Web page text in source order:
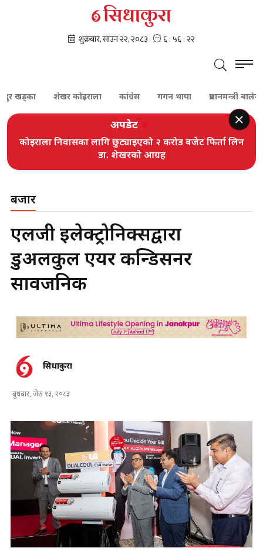
शेखर कोइराला कांग्रेस गगन थापा प्रधानमन्त्री बालेन शाह
अपडेट
कोइराला निवासका लागि छुट्याइएको २ करोड बजेट फिर्ता लिन
डा. शेखरको आग्रह
बजार
एलजी इलेक्ट्रोनिक्सद्वारा
डुअलकुल एयर कन्डिसनर
सार्वजनिक
सिधाकुरा
बुधबार, जेठ १३, २०८३